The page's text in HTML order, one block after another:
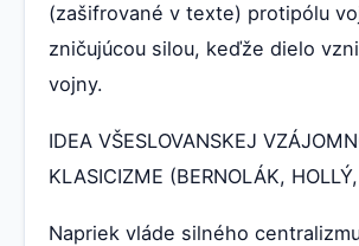
(zašifrované v texte) protipólu
zničujúcou silou, keďže dielo
vojny.
IDEA VŠESLOVANSKEJ
KLASICIZME (BERNOLÁK,
Napriek vláde silného